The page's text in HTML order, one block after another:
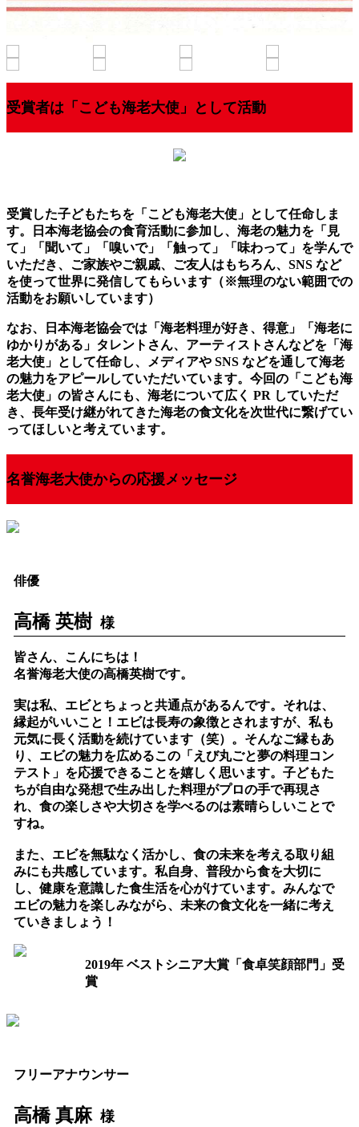
受賞者は「こども海老大使」として活動
受賞した子どもたちを「こども海老大使」として任命しま
す。日本海老協会の食育活動に参加し、海老の魅力を「見
て」「聞いて」「嗅いで」「触って」「味わって」を学んで
いただき、ご家族やご親戚、ご友人はもちろん、SNS など
を使って世界に発信してもらいます（※無理のない範囲での
活動をお願いしています）
なお、日本海老協会では「海老料理が好き、得意」「海老に
ゆかりがある」タレントさん、アーティストさんなどを「海
老大使」として任命し、メディアや SNS などを通して海老
の魅力をアピールしていただいています。今回の「こども海
老大使」の皆さんにも、海老について広く PR していただ
き、長年受け継がれてきた海老の食文化を次世代に繋げてい
ってほしいと考えています。
名誉海老大使からの応援メッセージ
俳優
高橋 英樹 様
皆さん、こんにちは！
名誉海老大使の高橋英樹です。
実は私、エビとちょっと共通点があるんです。それは、
縁起がいいこと！エビは長寿の象徴とされますが、私も
元気に長く活動を続けています（笑）。そんなご縁もあ
り、エビの魅力を広めるこの「えび丸ごと夢の料理コン
テスト」を応援できることを嬉しく思います。子どもた
ちが自由な発想で生み出した料理がプロの手で再現さ
れ、食の楽しさや大切さを学べるのは素晴らしいことで
すね。
また、エビを無駄なく活かし、食の未来を考える取り組
みにも共感しています。私自身、普段から食を大切に
し、健康を意識した食生活を心がけています。みんなで
エビの魅力を楽しみながら、未来の食文化を一緒に考え
ていきましょう！
2019年 ベストシニア大賞「食卓笑顔部門」受
賞
フリーアナウンサー
高橋 真麻 様